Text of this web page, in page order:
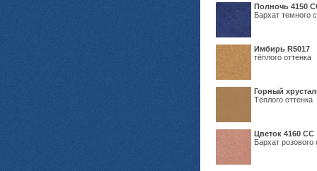
Полночь 4150
Бархат темного
Имбирь R5017
тёплого оттенка
Горный
Тёплого оттенка
Цветок 4160 СС
Бархат розового